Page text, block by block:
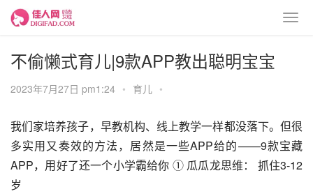
不偷懒式育儿|9款APP教出聪明宝宝
2023年7月27日 pm1:24 • 育儿 •
我们家培养孩子，早教机构、线上教学一样都没落下。但很
多实用又奏效的方法，居然是一些APP给的——9款宝藏
APP，用好了还一个小学霸给你 ① 瓜瓜龙思维： 抓住3-12
岁